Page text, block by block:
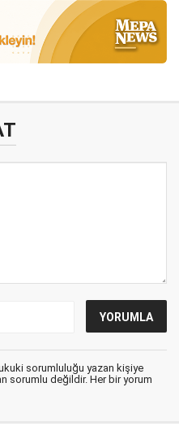
sorumluluğu yazan kişiye
sorumlu değildir. Her bir yorum